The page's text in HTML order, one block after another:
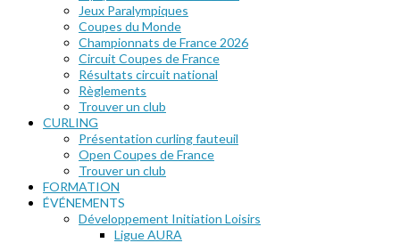
Jeux Paralympiques
Coupes du Monde
Championnats de France 2026
Circuit Coupes de France
Résultats circuit national
Règlements
Trouver un club
CURLING
Présentation curling fauteuil
Open Coupes de France
Trouver un club
FORMATION
ÉVÉNEMENTS
Développement Initiation Loisirs
Ligue AURA